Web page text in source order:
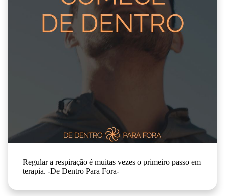
Regular a respiração é muitas vezes o primeiro passo em
terapia. -De Dentro Para Fora-